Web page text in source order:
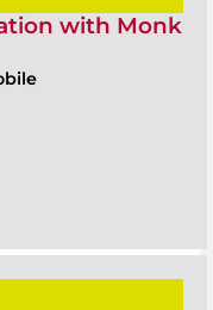
with Monk